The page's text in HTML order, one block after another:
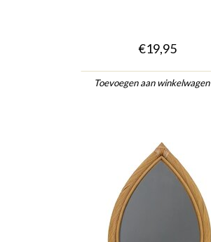
€19,95
Toevoegen aan winkelwagen